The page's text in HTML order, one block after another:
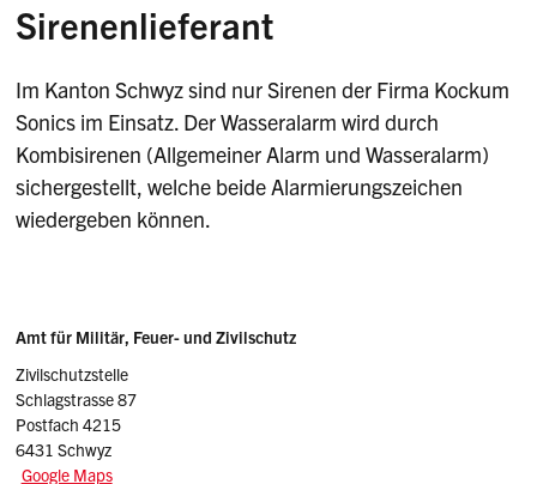
Sirenenlieferant
Im Kanton Schwyz sind nur Sirenen der Firma Kockum
Sonics im Einsatz. Der Wasseralarm wird durch
Kombisirenen (Allgemeiner Alarm und Wasseralarm)
sichergestellt, welche beide Alarmierungszeichen
wiedergeben können.
Sidebar
Adresse
Amt für Militär, Feuer- und Zivilschutz
Zivilschutzstelle
Schlagstrasse 87
Postfach 4215
6431 Schwyz
Google Maps